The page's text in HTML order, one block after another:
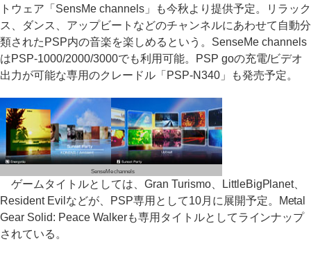
トウェア「SensMe channels」も今秋より提供予定。リラック
ス、ダンス、アップビートなどのチャンネルにあわせて自動分
類されたPSP内の音楽を楽しめるという。SenseMe channels
はPSP-1000/2000/3000でも利用可能。PSP goの充電/ビデオ
出力が可能な専用のクレードル「PSP-N340」も発売予定。
SenseMe channels
ゲームタイトルとしては、Gran Turismo、LittleBigPlanet、
Resident Evilなどが、PSP専用として10月に展開予定。Metal
Gear Solid: Peace Walkerも専用タイトルとしてラインナップ
されている。